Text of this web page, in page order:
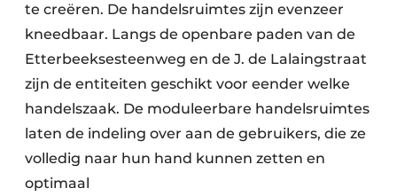
te creëren. De handelsruimtes zijn evenzeer
kneedbaar. Langs de openbare paden van de
Etterbeeksesteenweg en de J. de Lalaingstraat
zijn de entiteiten geschikt voor eender welke
handelszaak. De moduleerbare handelsruimtes
laten de indeling over aan de gebruikers, die ze
volledig naar hun hand kunnen zetten en
optimaal